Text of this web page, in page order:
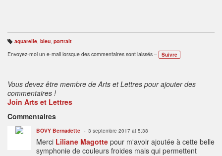
B
ali
s
aquarelle, bleu, portrait
Envoyez-moi un e-mail lorsque des commentaires sont laissés –
Suivre
Vous devez être membre de Arts et Lettres pour ajouter des
commentaires !
Join Arts et Lettres
Commentaires
BOVY Bernadette 3 septembre 2017 at 5:38
Merci Liliane Magotte pour m'avoir ajoutée à cette belle
symphonie de couleurs froides mais qui permettent